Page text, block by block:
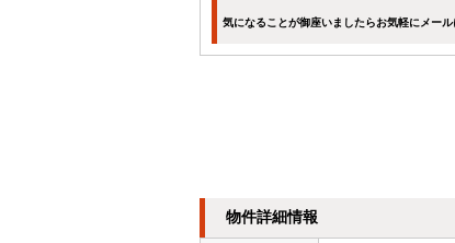
気になることが御座いましたらお気軽にメール
物件詳細情報